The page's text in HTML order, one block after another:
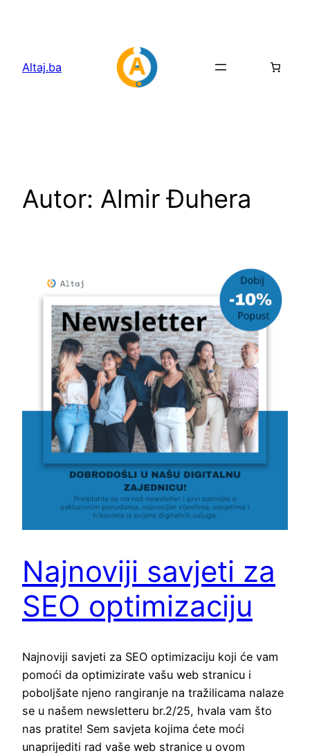
Altaj.ba
Autor: Almir Đuhera
Najnoviji savjeti za
SEO optimizaciju
Najnoviji savjeti za SEO optimizaciju koji će vam
pomoći da optimizirate vašu web stranicu i
poboljšate njeno rangiranje na tražilicama nalaze
se u našem newsletteru br.2/25, hvala vam što
nas pratite! Sem savjeta kojima ćete moći
unaprijediti rad vaše web stranice u ovom